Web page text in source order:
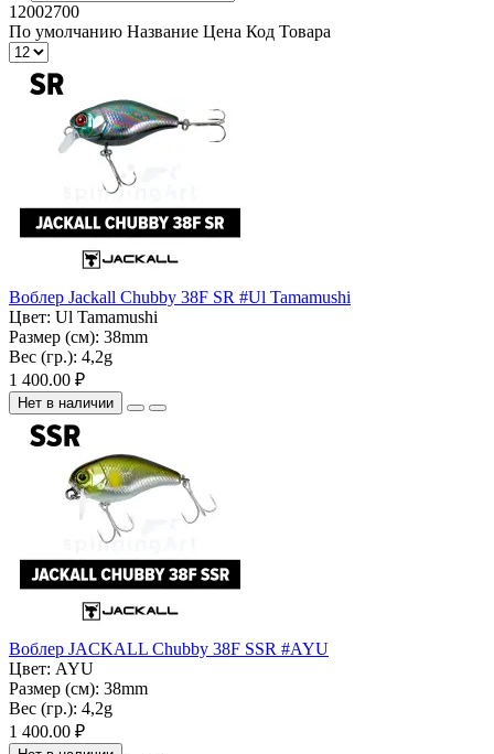
12002700
По умолчанию Название Цена Код Товара
Воблер Jackall Chubby 38F SR #Ul Tamamushi
Цвет: Ul Tamamushi
Размер (см): 38mm
Вес (гр.): 4,2g
1 400.00 ₽
Нет в наличии
Воблер JACKALL Chubby 38F SSR #AYU
Цвет: AYU
Размер (см): 38mm
Вес (гр.): 4,2g
1 400.00 ₽